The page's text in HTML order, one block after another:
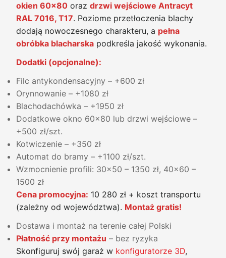
okien 60x80 oraz drzwi wejściowe Antracyt
RAL 7016, T17. Poziome przetłoczenia blachy
dodają nowoczesnego charakteru, a pełna
obróbka blacharska podkreśla jakość wykonania.
Dodatki (opcjonalne):
Filc antykondensacyjny – +600 zł
Orynnowanie – +1080 zł
Blachodachówka – +1950 zł
Dodatkowe okno 60x80 lub drzwi wejściowe –
+500 zł/szt.
Kotwiczenie – +350 zł
Automat do bramy – +1100 zł/szt.
Wzmocnienie profili: 30x50 – 1350 zł, 40x60 –
1500 zł
Cena promocyjna: 10 280 zł + koszt transportu
(zależny od województwa). Montaż gratis!
Dostawa i montaż na terenie całej Polski
Płatność przy montażu – bez ryzyka
Skonfiguruj swój garaż w konfiguratorze 3D,